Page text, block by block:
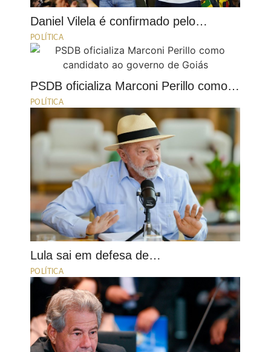
Daniel Vilela é confirmado pelo…
POLÍTICA
PSDB oficializa Marconi Perillo como…
POLÍTICA
Lula sai em defesa de…
POLÍTICA